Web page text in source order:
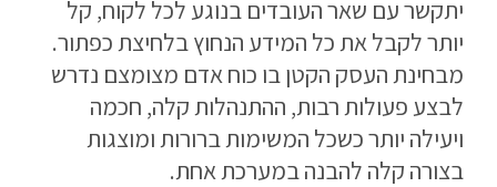
יתקשר עם שאר העובדים בנוגע לכל לקוח, קל
יותר לקבל את כל המידע הנחוץ בלחיצת כפתור.
מבחינת העסק הקטן בו כוח אדם מצומצם נדרש
לבצע פעולות רבות, ההתנהלות קלה, חכמה
ויעילה יותר כשכל המשימות ברורות ומוצגות
בצורה קלה להבנה במערכת אחת.